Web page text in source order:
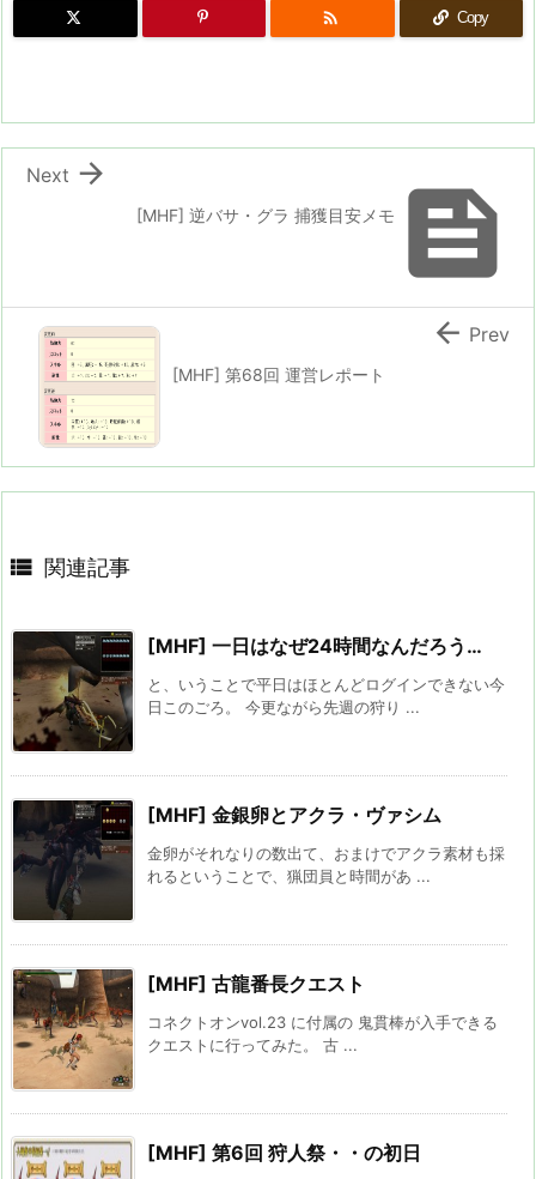
 Copy

[MHF] 逆バサ・グラ 捕獲目安メモ

Next
[MHF] 第68回 運営レポート
 Prev
 関連記事
[MHF] 一日はなぜ24時間なんだろう…
と、いうことで平日はほとんどログインできない今
日このごろ。 今更ながら先週の狩り ...
[MHF] 金銀卵とアクラ・ヴァシム
金卵がそれなりの数出て、おまけでアクラ素材も採
れるということで、猟団員と時間があ ...
[MHF] 古龍番長クエスト
コネクトオンvol.23 に付属の 鬼貫棒が入手できる
クエストに行ってみた。 古 ...
[MHF] 第6回 狩人祭・・の初日